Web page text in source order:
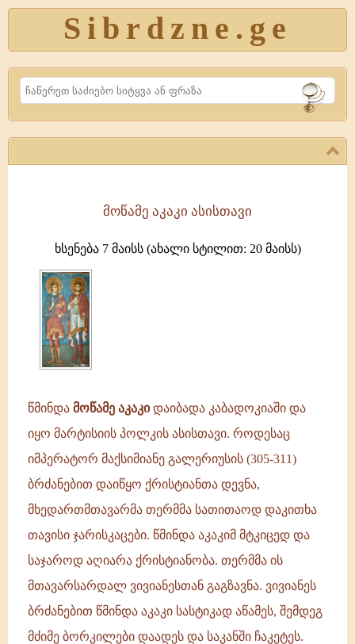
Sibrdzne.ge
Search
აკაკი
დაიბადა
კაბადოკიაში
და
იყო
მარტისიის
როდესაც
იმპერატორ
მოწამე აკაკი ასისთავი
ხსენება 7 მაისს (ახალი სტილით: 20 მაისს)
წმინდა მოწამე აკაკიდაიბადა კაბადოკიაში და
იყო მარტისიის პოლკის ასისთავი. როდესაც
იმპერატორ მაქსიმიანე გალერიუსის (305-311)
ბრძანებით დაიწყო ქრისტიანთა დევნა,
მხედართმთავარმა თერმმა სათითაოდ დაკითხა
თავისი ჯარისკაცები. წმინდა აკაკიმ მტკიცედ და
საჯაროდ აღიარა ქრისტიანობა. თერმმა ის
მთავარსარდალ ვივიანესთან გაგზავნა. ვივიანეს
ბრძანებით წმინდა აკაკი სასტიკად აწამეს, შემდეგ
მძიმე ბორკილები დაადეს და საკანში ჩაკეტეს.